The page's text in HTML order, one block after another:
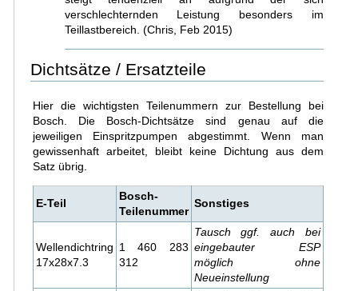
verschlechternden Leistung besonders im
Teillastbereich. (Chris, Feb 2015)
Dichtsätze / Ersatzteile
Hier die wichtigsten Teilenummern zur Bestellung bei
Bosch. Die Bosch-Dichtsätze sind genau auf die
jeweiligen Einspritzpumpen abgestimmt. Wenn man
gewissenhaft arbeitet, bleibt keine Dichtung aus dem
Satz übrig.
E-Teil
Bosch-
Teilenummer
Sonstiges
Wellendichtring
17x28x7.3
1 460 283
312
Tausch ggf. auch bei
eingebauter ESP
möglich ohne
Neueinstellung